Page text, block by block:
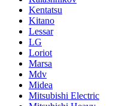
Kentatsu
Kitano
Lessar
LG
Loriot
Marsa
Mdv
Midea
Mitsubishi Electric